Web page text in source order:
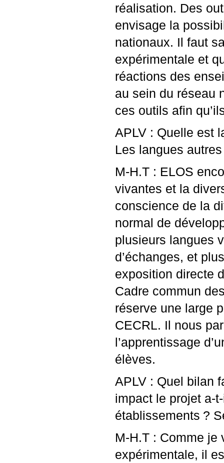
réalisation. Des
envisage la
nationaux. Il faut
expérimentale et
réactions des
au sein du réseau
ces outils afin
APLV : Quelle est
Les langues
M-H.T : ELOS
vivantes et la
conscience de la
normal de
plusieurs langues
d’échanges, et
exposition directe
Cadre commun
réserve une large
CECRL. Il nous
l’apprentissage
élèves.
APLV : Quel bilan
impact le projet a-
établissements ?
M-H.T : Comme je
expérimentale, il